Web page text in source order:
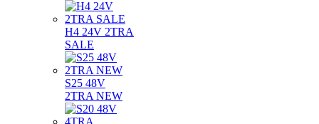
H4 24V 2TRA
SALE
S25 48V
2TRA NEW